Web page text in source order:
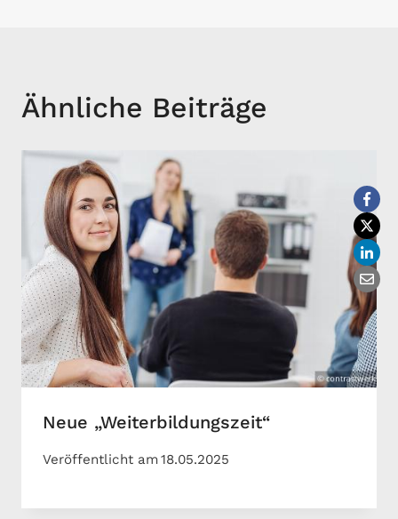
Ähnliche Beiträge
Neue „Weiterbildungszeit“
Veröffentlicht am18.05.2025